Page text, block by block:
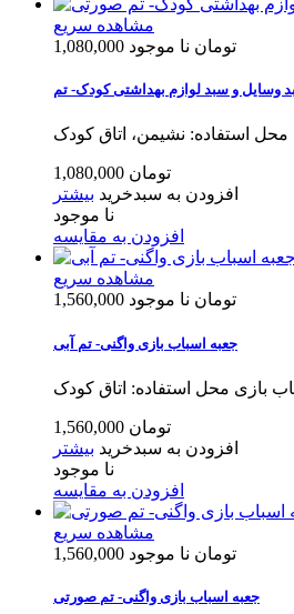
مشاهده سریع
1,080,000 تومان نا موجود
استفاده: نشیمن، اتاق کودک
1,080,000 تومان
افزودن به سبدخرید بیشتر
نا موجود
افزودن به مقایسه
مشاهده سریع
1,560,000 تومان نا موجود
جعبه اسباب بازی واگنی- تم آبی
بازی محل استفاده: اتاق کودک
1,560,000 تومان
افزودن به سبدخرید بیشتر
نا موجود
افزودن به مقایسه
مشاهده سریع
1,560,000 تومان نا موجود
جعبه اسباب بازی واگنی- تم صورتی